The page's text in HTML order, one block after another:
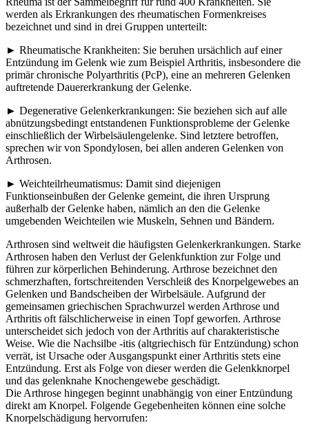
werden als Erkrankungen des rheumatischen Formenkreises
bezeichnet und sind in drei Gruppen unterteilt:
► Rheumatische Krankheiten: Sie beruhen ursächlich auf einer
Entzündung im Gelenk wie zum Beispiel Arthritis, insbesondere die
primär chronische Polyarthritis (PcP), eine an mehreren Gelenken
auftretende Dauererkrankung der Gelenke.
► Degenerative Gelenkerkrankungen: Sie beziehen sich auf alle
abnützungsbedingt entstandenen Funktionsprobleme der Gelenke
einschließlich der Wirbelsäulengelenke. Sind letztere betroffen,
sprechen wir von Spondylosen, bei allen anderen Gelenken von
Arthrosen.
► Weichteilrheumatismus: Damit sind diejenigen
Funktionseinbußen der Gelenke gemeint, die ihren Ursprung
außerhalb der Gelenke haben, nämlich an den die Gelenke
umgebenden Weichteilen wie Muskeln, Sehnen und Bändern.
Arthrosen sind weltweit die häufigsten Gelenkerkrankungen. Starke
Arthrosen haben den Verlust der Gelenkfunktion zur Folge und
führen zur körperlichen Behinderung. Arthrose bezeichnet den
schmerzhaften, fortschreitenden Verschleiß des Knorpelgewebes an
Gelenken und Bandscheiben der Wirbelsäule. Aufgrund der
gemeinsamen griechischen Sprachwurzel werden Arthrose und
Arthritis oft fälschlicherweise in einen Topf geworfen. Arthrose
unterscheidet sich jedoch von der Arthritis auf charakteristische
Weise. Wie die Nachsilbe -itis (altgriechisch für Entzündung) schon
verrät, ist Ursache oder Ausgangspunkt einer Arthritis stets eine
Entzündung. Erst als Folge von dieser werden die Gelenkknorpel
und das gelenknahe Knochengewebe geschädigt.
Die Arthrose hingegen beginnt unabhängig von einer Entzündung
direkt am Knorpel. Folgende Gegebenheiten können eine solche
Knorpelschädigung hervorrufen: